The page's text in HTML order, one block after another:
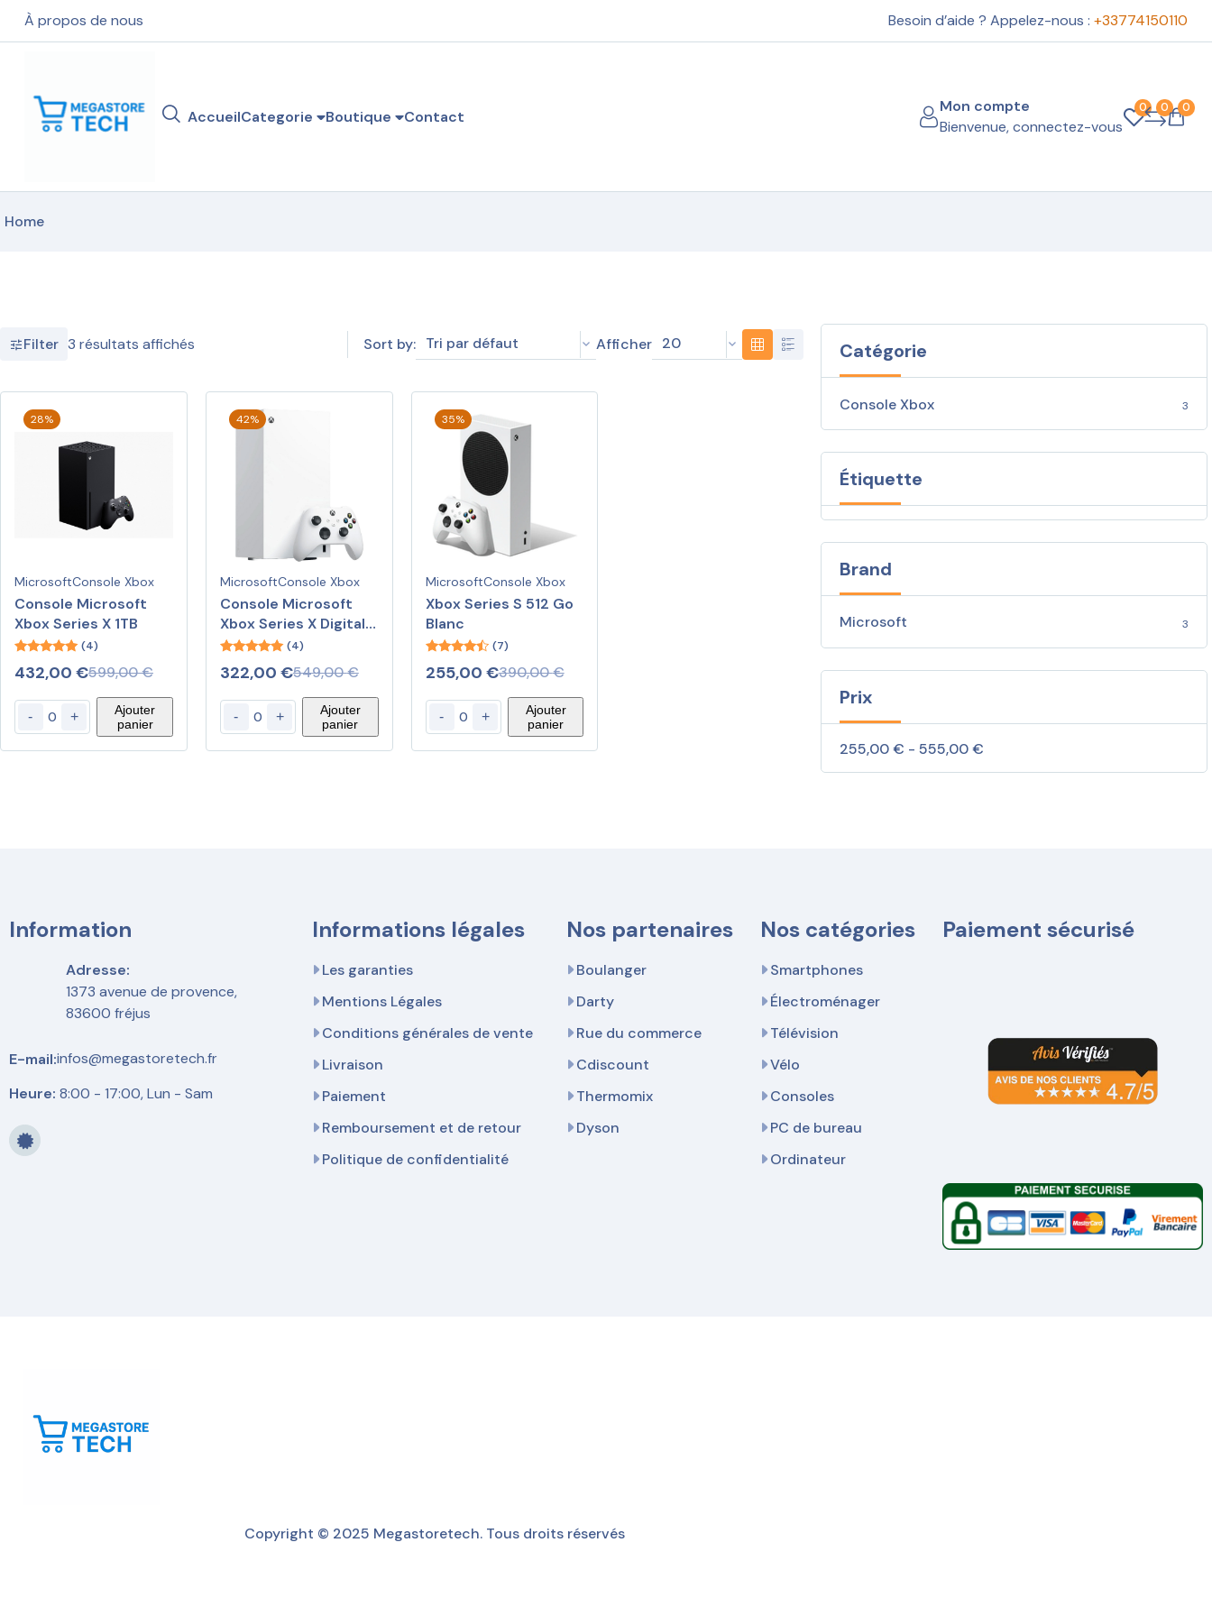
À propos de nous Besoin d’aide ? Appelez-nous : +33774150110
AccueilCategorie Boutique Contact
Mon compte
Bienvenue, connectez-vous
0 0 0
Home
Filter 3 résultats affichés Sort by: Tri par défaut Afficher 20
28%
MicrosoftConsole Xbox
Console Microsoft
Xbox Series X 1TB
out of 5
(4)
599,00€
432,00 €
- +
Ajouter
panier
42%
MicrosoftConsole Xbox
Console Microsoft
Xbox Series X Digital
(Blanc)
out of 5
(4)
549,00€
322,00 €
- +
Ajouter
panier
35%
MicrosoftConsole Xbox
Xbox Series S 512 Go
Blanc
out of 5
(7)
390,00€
255,00 €
- +
Ajouter
panier
Catégorie
Console Xbox 3
Étiquette
Brand
Microsoft 3
Prix
255,00 € - 555,00 €
Information
Adresse:
1373 avenue de provence,
83600 fréjus
E-mail:infos@megastoretech.fr
Heure: 8:00 - 17:00, Lun - Sam
Informations légales
Les garanties
Mentions Légales
Conditions générales de vente
Livraison
Paiement
Remboursement et de retour
Politique de confidentialité
Nos partenaires
Boulanger
Darty
Rue du commerce
Cdiscount
Thermomix
Dyson
Nos catégories
Smartphones
Électroménager
Télévision
Vélo
Consoles
PC de bureau
Ordinateur
Paiement sécurisé
Copyright © 2025 Megastoretech. Tous droits réservés